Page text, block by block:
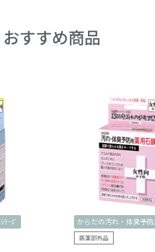
おすすめ商品
ｰｽﾞ からだの汚れ・体臭予防
医薬部外品